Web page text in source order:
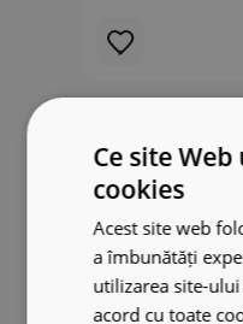
Ce site
cookies
Acest site web
a îmbunătăți
utilizarea site-
acord cu toate